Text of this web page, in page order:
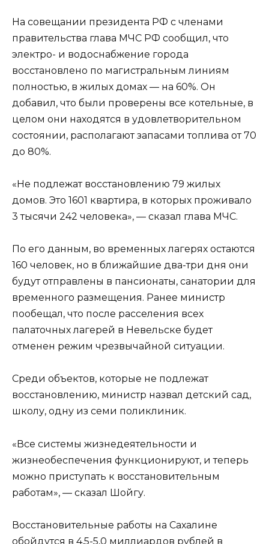
На совещании президента РФ с членами
правительства глава МЧС РФ сообщил, что
электро- и водоснабжение города
восстановлено по магистральным линиям
полностью, в жилых домах — на 60%. Он
добавил, что были проверены все котельные, в
целом они находятся в удовлетворительном
состоянии, располагают запасами топлива от 70
до 80%.
«Не подлежат восстановлению 79 жилых
домов. Это 1601 квартира, в которых проживало
3 тысячи 242 человека», — сказал глава МЧС.
По его данным, во временных лагерях остаются
160 человек, но в ближайшие два-три дня они
будут отправлены в пансионаты, санатории для
временного размещения. Ранее министр
пообещал, что после расселения всех
палаточных лагерей в Невельске будет
отменен режим чрезвычайной ситуации.
Среди объектов, которые не подлежат
восстановлению, министр назвал детский сад,
школу, одну из семи поликлиник.
«Все системы жизнедеятельности и
жизнеобеспечения функционируют, и теперь
можно приступать к восстановительным
работам», — сказал Шойгу.
Восстановительные работы на Сахалине
обойдутся в 4,5-5,0 миллиардов рублей в